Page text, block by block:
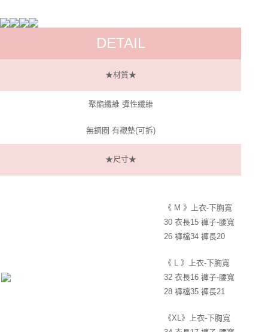
每筆NT$60，滿NT$299(含以上)免運費
每筆NT$60，滿NT$299(含以上)免運費
每筆NT$60，滿NT$299(含以上)免運費
DETAIL
★材質★
聚酯纖維 彈性纖維
無鋼圈 有襯墊(可拆)
★尺寸★
《 M 》上衣-下胸寬
30 衣長15 褲子-腰寬
26 褲檔34 褲長20
《 L 》上衣-下胸寬
32 衣長16 褲子-腰寬
28 褲檔35 褲長21
《XL》上衣-下胸寬